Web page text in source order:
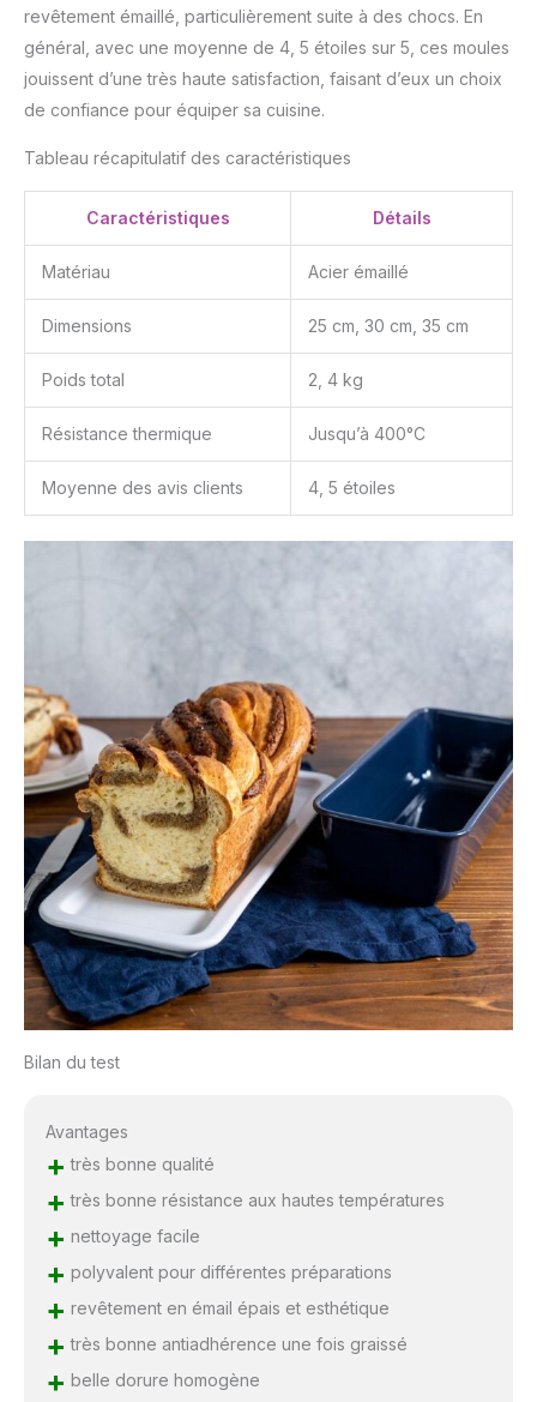
revêtement émaillé, particulièrement suite à des chocs. En
général, avec une moyenne de 4, 5 étoiles sur 5, ces moules
jouissent d’une très haute satisfaction, faisant d’eux un choix
de confiance pour équiper sa cuisine.
Tableau récapitulatif des caractéristiques
Caractéristiques Détails
Matériau Acier émaillé
Dimensions 25 cm, 30 cm, 35 cm
Poids total 2, 4 kg
Résistance thermique Jusqu’à 400°C
Moyenne des avis clients 4, 5 étoiles
Bilan du test
Avantages
+ très bonne qualité
+ très bonne résistance aux hautes températures
+ nettoyage facile
+ polyvalent pour différentes préparations
+ revêtement en émail épais et esthétique
+ très bonne antiadhérence une fois graissé
+ belle dorure homogène